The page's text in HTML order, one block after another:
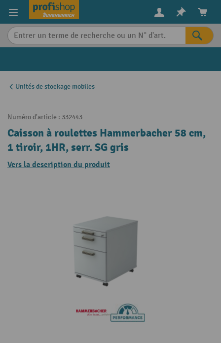
content
Unités de stockage mobiles
Numéro d'article : 332443
Caisson à roulettes Hammerbacher 58 cm,
1 tiroir, 1HR, serr. SG gris
Vers la description du produit